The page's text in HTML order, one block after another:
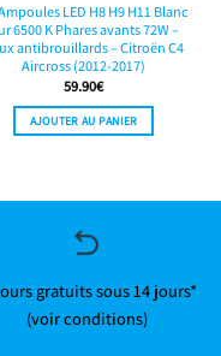
LED H8 H9 H11 Blanc
6500 K Phares avants 72W –
antibrouillards – Citroën C4
Aircross (2012-2017)
59.90€
AJOUTER AU PANIER
gratuits sous 14 jours*
(voir conditions)